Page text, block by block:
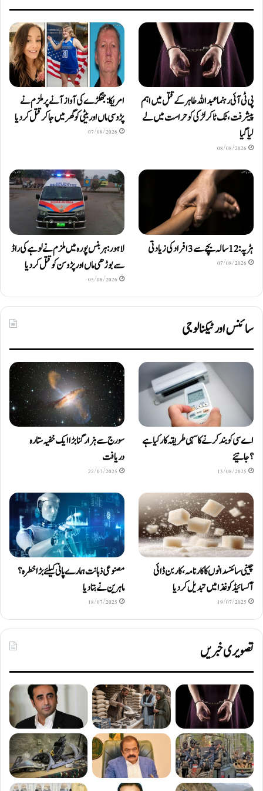
پی ٹی آئی رہنما عبداللہ طاہر کے قتل میں اہم
پیشرفت، ٹک ٹاکر لڑکی کو حراست میں لے
لیا گیا
08/08/2026
امریکا: جھگڑے کی آواز آنے پر ملزم نے
پڑوسی ماں اور بیٹی کو گھر میں جا کر قتل کر دیا
07/08/2026
ہڑپہ: 12 سالہ بچے سے 3 افراد کی زیادتی
07/08/2026
لاہور: ہربنس پورہ میں ملزم نے لوہے کی راڈ
سے بوڑھی ماں اور پڑوسن کو قتل کر دیا
05/08/2026
سائنس اور ٹیکنالوجی
اے سی کو بند کرنے کا سہی طریقہ کار کیا ہے
؟ جانیئے
13/08/2025
سورج سے ہزار گنا بڑا ایک خفیہ ستارہ
دریافت
22/07/2025
چینی سائنسدانوں کا کارنامہ، کاربن ڈائی
آکسائیڈ کو غذا میں تبدیل کردیا
19/07/2025
مصنوعی ذہانت ہمارے پانی کیلئے بڑا خطرہ؟
ماہرین نے بتا دیا
18/07/2025
تصویری خبریں